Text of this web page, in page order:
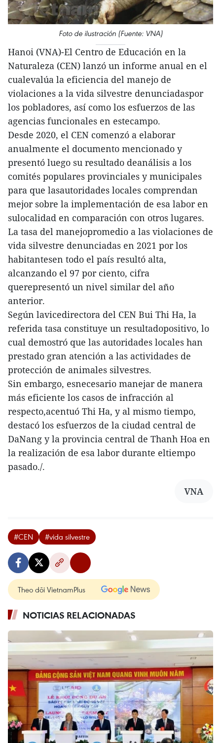
Foto de ilustración (Fuente: VNA)
Hanoi (VNA)-El Centro de Educación en la
Naturaleza (CEN) lanzó un informe anual en el
cualevalúa la eficiencia del manejo de
violaciones a la vida silvestre denunciadaspor
los pobladores, así como los esfuerzos de las
agencias funcionales en estecampo.
Desde 2020, el CEN comenzó a elaborar
anualmente el documento mencionado y
presentó luego su resultado deanálisis a los
comités populares provinciales y municipales
para que lasautoridades locales comprendan
mejor sobre la implementación de esa labor en
sulocalidad en comparación con otros lugares.
La tasa del manejopromedio a las violaciones de
vida silvestre denunciadas en 2021 por los
habitantesen todo el país resultó alta,
alcanzando el 97 por ciento, cifra
querepresentó un nivel similar del año
anterior.
Según lavicedirectora del CEN Bui Thi Ha, la
referida tasa constituye un resultadopositivo, lo
cual demostró que las autoridades locales han
prestado gran atención a las actividades de
protección de animales silvestres.
Sin embargo, esnecesario manejar de manera
más eficiente los casos de infracción al
respecto,acentuó Thi Ha, y al mismo tiempo,
destacó los esfuerzos de la ciudad central de
DaNang y la provincia central de Thanh Hoa en
la realización de esa labor durante eltiempo
pasado./.
VNA
#CEN #vida silvestre
Theo dõi VietnamPlus
NOTICIAS RELACIONADAS